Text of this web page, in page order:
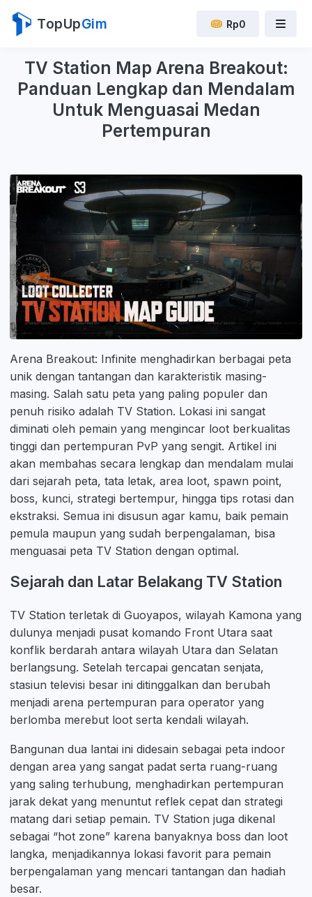
TopUpGim Rp0
TV Station Map Arena Breakout:
Panduan Lengkap dan Mendalam
Untuk Menguasai Medan
Pertempuran
Arena Breakout: Infinite menghadirkan berbagai peta
unik dengan tantangan dan karakteristik masing-
masing. Salah satu peta yang paling populer dan
penuh risiko adalah TV Station. Lokasi ini sangat
diminati oleh pemain yang mengincar loot berkualitas
tinggi dan pertempuran PvP yang sengit. Artikel ini
akan membahas secara lengkap dan mendalam mulai
dari sejarah peta, tata letak, area loot, spawn point,
boss, kunci, strategi bertempur, hingga tips rotasi dan
ekstraksi. Semua ini disusun agar kamu, baik pemain
pemula maupun yang sudah berpengalaman, bisa
menguasai peta TV Station dengan optimal.
Sejarah dan Latar Belakang TV Station
TV Station terletak di Guoyapos, wilayah Kamona yang
dulunya menjadi pusat komando Front Utara saat
konflik berdarah antara wilayah Utara dan Selatan
berlangsung. Setelah tercapai gencatan senjata,
stasiun televisi besar ini ditinggalkan dan berubah
menjadi arena pertempuran para operator yang
berlomba merebut loot serta kendali wilayah.
Bangunan dua lantai ini didesain sebagai peta indoor
dengan area yang sangat padat serta ruang-ruang
yang saling terhubung, menghadirkan pertempuran
jarak dekat yang menuntut reflek cepat dan strategi
matang dari setiap pemain. TV Station juga dikenal
sebagai “hot zone” karena banyaknya boss dan loot
langka, menjadikannya lokasi favorit para pemain
berpengalaman yang mencari tantangan dan hadiah
besar.